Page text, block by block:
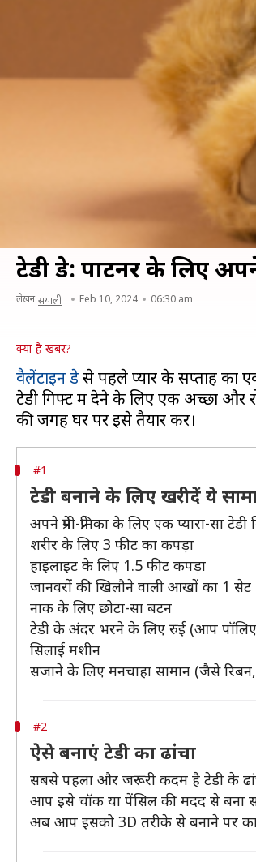
टेडी डे: पार्टनर के लिए
लेखन सयाली Feb 10, 2024 06:30 am
क्या है खबर?
वैलेंटाइन डेसे पहले प्यार के सप्ताह का
टेडी गिफ्ट में देने के लिए एक अच्छा और
#1
टेडी बनाने के लिए खरीदें ये
अपने प्रेमी-प्रेमिका के लिए एक प्यारा-सा
शरीर के लिए 3 फीट का कपड़ा
हाइलाइट के लिए 1.5 फीट कपड़ा
जानवरों की खिलौने वाली आखों का 1 सेट
नाक के लिए छोटा-सा बटन
टेडी के अंदर भरने के लिए रुई (आप
सिलाई मशीन
सजाने के लिए मनचाहा सामान (जैसे
#2
ऐसे बनाएं टेडी का ढांचा
सबसे पहला और जरूरी कदम है टेडी के
आप इसे चॉक या पेंसिल की मदद से बना
अब आप इसको 3D तरीके से बनाने पर